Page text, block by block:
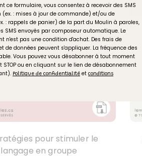
pour stimuler le
langage en groupe
ce formulaire, vous consentez à recevoir des SMS
(ex. : mises à jour de commande) et/ou de
: rappels de panier) de la part du Moulin à paroles,
SMS envoyés par composeur automatique. Le
n'est pas une condition d'achat. Des frais de
de données peuvent s'appliquer. La fréquence des
Vous pouvez vous désabonner à tout moment
STOP ou en cliquant sur le lien de désabonnement
Politique de confidentialité et conditions